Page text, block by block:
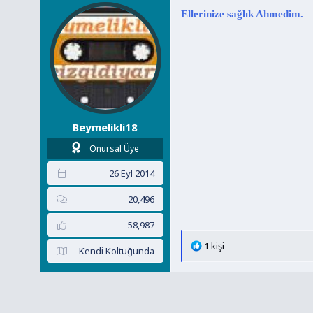
e
Beymelikli18
Onursal Üye
26 Eyl 2014
20,496
58,987
Kendi Koltuğunda
Ellerinize sağlık Ahmedim.
T1 kişi